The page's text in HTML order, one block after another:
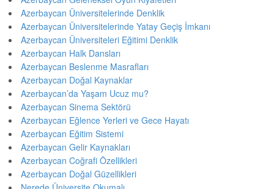
Azerbaycan Üniversitelerinde Denklik
Azerbaycan Üniversitelerinde Yatay Geçiş İmkanı
Azerbaycan Üniversiteleri Eğitimi Denklik
Azerbaycan Halk Dansları
Azerbaycan Beslenme Masrafları
Azerbaycan Doğal Kaynaklar
Azerbaycan’da Yaşam Ucuz mu?
Azerbaycan Sinema Sektörü
Azerbaycan Eğlence Yerleri ve Gece Hayatı
Azerbaycan Eğitim Sistemi
Azerbaycan Gelir Kaynakları
Azerbaycan Coğrafi Özellikleri
Azerbaycan Doğal Güzellikleri